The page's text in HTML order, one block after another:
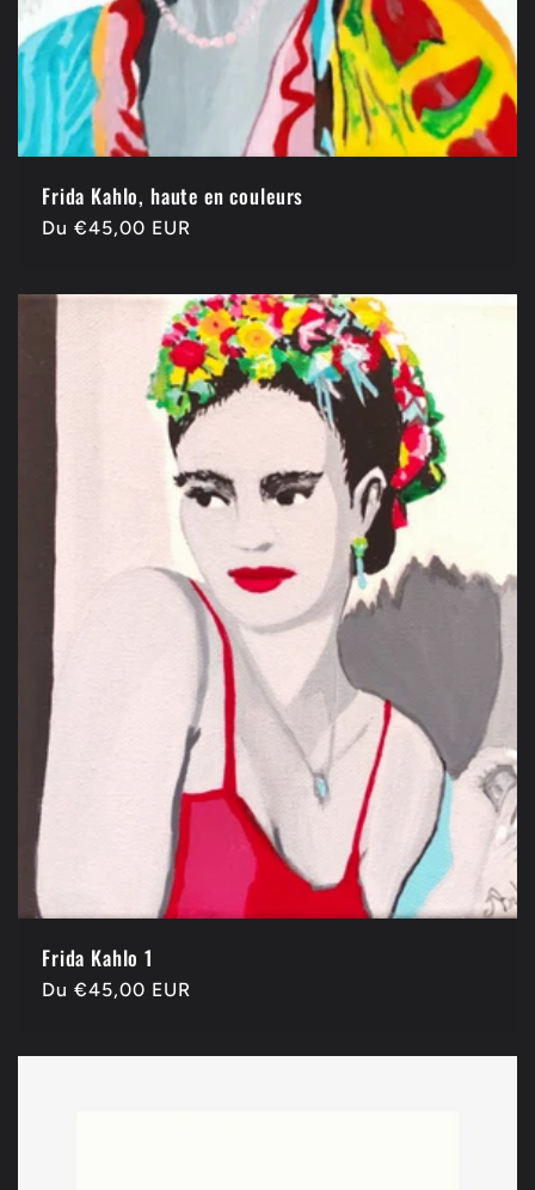
Frida Kahlo, haute en couleurs
Prix
Du €45,00 EUR
Frida Kahlo 1
Prix
Du €45,00 EUR